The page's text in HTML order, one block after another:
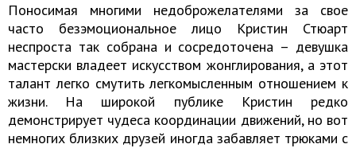
Поносимая многими недоброжелателями за свое
часто безэмоциональное лицо Кристин Стюарт
неспроста так собрана и сосредоточена – девушка
мастерски владеет искусством жонглирования, а этот
талант легко смутить легкомысленным отношением к
жизни. На широкой публике Кристин редко
демонстрирует чудеса координации движений, но вот
немногих близких друзей иногда забавляет трюками с